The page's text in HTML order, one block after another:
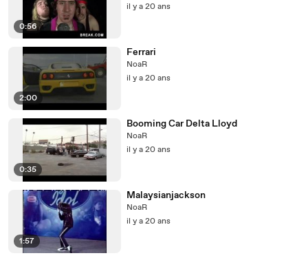
0:56
il y a 20 ans
2:00
Ferrari
NoaR
il y a 20 ans
0:35
Booming Car Delta Lloyd
NoaR
il y a 20 ans
1:57
Malaysianjackson
NoaR
il y a 20 ans